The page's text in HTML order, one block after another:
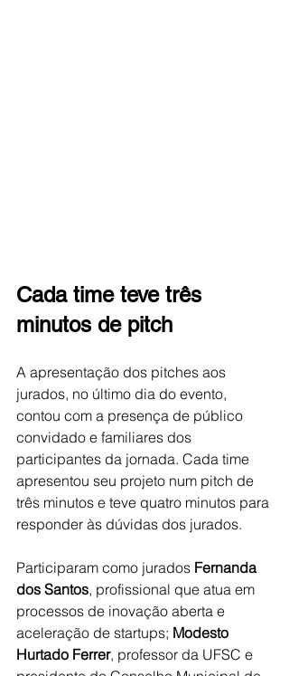
Cada time teve três
minutos de pitch
A apresentação dos pitches aos
jurados, no último dia do evento,
contou com a presença de público
convidado e familiares dos
participantes da jornada. Cada time
apresentou seu projeto num pitch de
três minutos e teve quatro minutos para
responder às dúvidas dos jurados.
Participaram como jurados Fernanda
dos Santos, profissional que atua em
processos de inovação aberta e
aceleração de startups; Modesto
Hurtado Ferrer, professor da UFSC e